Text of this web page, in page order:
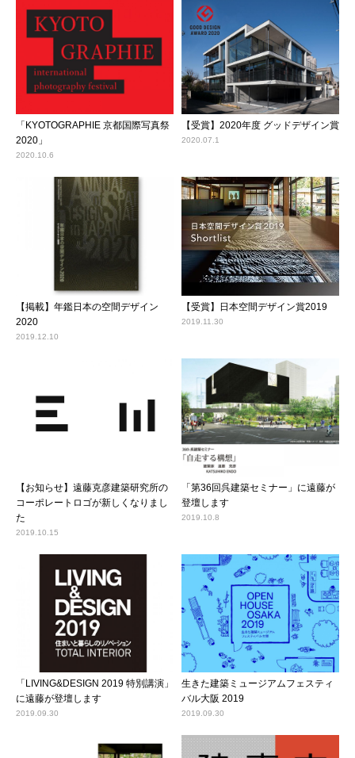
「KYOTOGRAPHIE 京都国際写真祭
2020」
2020.10.6
【受賞】2020年度 グッドデザイン賞
2020.07.1
【掲載】年鑑日本の空間デザイン
2020
2019.12.10
【受賞】日本空間デザイン賞2019
2019.11.30
【お知らせ】遠藤克彦建築研究所の
コーポレートロゴが新しくなりまし
た
2019.10.15
「第36回呉建築セミナー」に遠藤が
登壇します
2019.10.8
「LIVING&DESIGN 2019 特別講演」
に遠藤が登壇します
2019.09.30
生きた建築ミュージアムフェスティ
バル大阪 2019
2019.09.30